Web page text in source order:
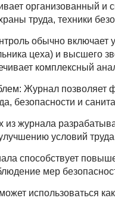
организованный и
труда, техники
обычно включает
цеха) и высшего
комплексный
Журнал позволяет
безопасности и
журнала
условий
способствует
мер
использоваться